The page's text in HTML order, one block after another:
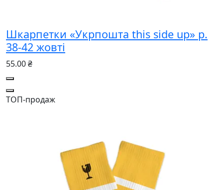
Шкарпетки «Укрпошта this side up» р.
38-42 жовті
55.00 ₴
ТОП-продаж